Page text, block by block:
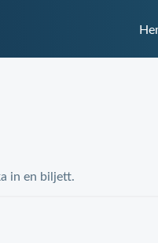
in en biljett.